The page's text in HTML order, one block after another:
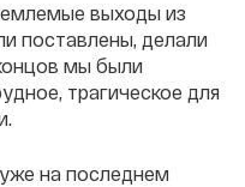
выходы из
поставлены, делали
мы были
трагическое для
на последнем